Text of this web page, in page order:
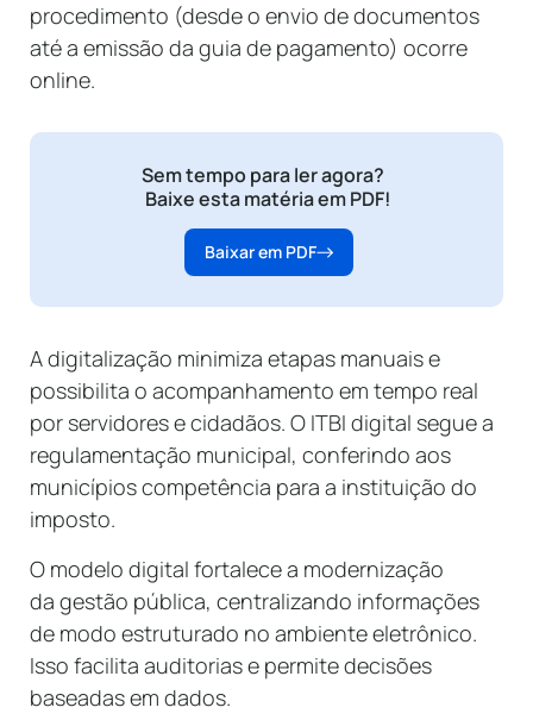
procedimento (desde o envio de documentos
até a emissão da guia de pagamento) ocorre
online.
Sem tempo para ler agora?
Baixe esta matéria em PDF!
Baixar em PDF
A digitalização minimiza etapas manuais e
possibilita o acompanhamento em tempo real
por servidores e cidadãos. O ITBI digital segue a
regulamentação municipal, conferindo aos
municípios competência para a instituição do
imposto.
O modelo digital fortalece a modernização
da gestão pública, centralizando informações
de modo estruturado no ambiente eletrônico.
Isso facilita auditorias e permite decisões
baseadas em dados.